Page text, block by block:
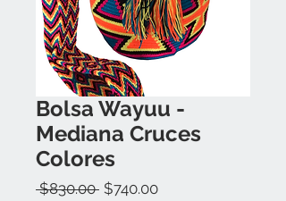
Bolsa Wayuu -
Mediana Cruces
Colores
$830.00 Precio
$740.00Precio